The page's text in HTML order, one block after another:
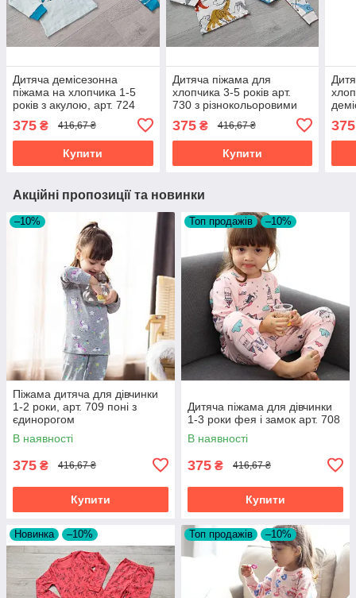
Дитяча демісезонна
піжама на хлопчика 1-5
років з акулою, арт. 724
375 ₴ 416,67 ₴
Купити
Дитяча піжама для
хлопчика 3-5 років арт.
730 з різнокольоровими
375₴ 416,67 ₴
Купити
375
Акційні пропозиції та новинки
–10%
Піжама дитяча для дівчинки
1-2 роки, арт. 709 поні з
єдинорогом
В наявності
375 ₴ 416,67 ₴
Купити
Топ продажів –10%
Дитяча піжама для дівчинки
1-3 роки фея і замок арт. 708
В наявності
375 ₴ 416,67 ₴
Купити
Новинка –10% Топ продажів –10%